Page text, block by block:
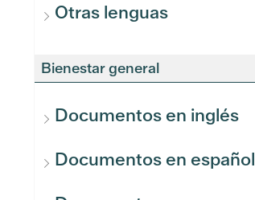
Otras lenguas
Bienestar general
Documentos en inglés
Documentos en español